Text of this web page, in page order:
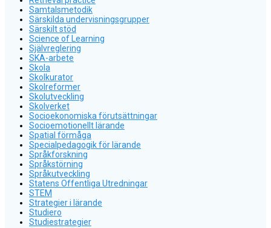
Samtalsmetodik
Särskilda undervisningsgrupper
Särskilt stöd
Science of Learning
Självreglering
SKA-arbete
Skola
Skolkurator
Skolreformer
Skolutveckling
Skolverket
Socioekonomiska förutsättningar
Socioemotionellt lärande
Spatial förmåga
Specialpedagogik för lärande
Språkforskning
Språkstörning
Språkutveckling
Statens Offentliga Utredningar
STEM
Strategier i lärande
Studiero
Studiestrategier